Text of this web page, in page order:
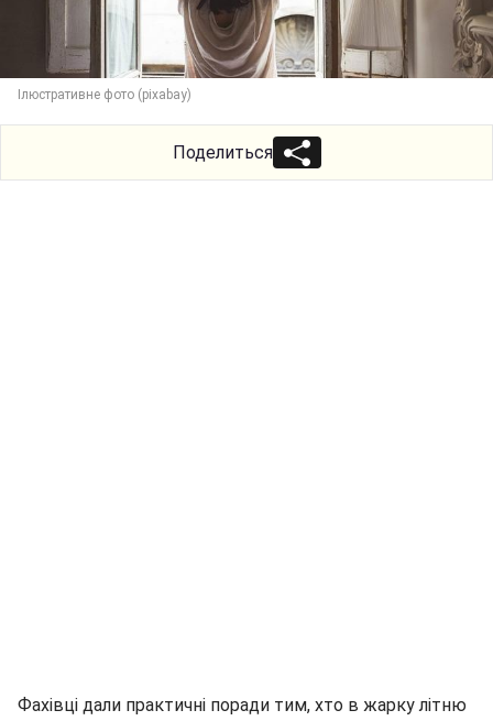
Ілюстративне фото (pixabay)
Поделиться
Фахівці дали практичні поради тим, хто в жарку літню